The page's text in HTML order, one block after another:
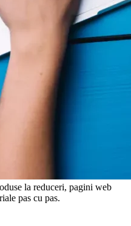
la reduceri, pagini web
pas cu pas.